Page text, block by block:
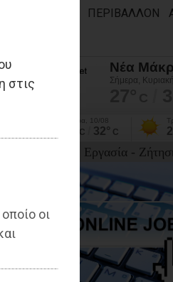
στις
οι
ΠΕΡΙΒΑΛΛΟΝ
Εργασία -